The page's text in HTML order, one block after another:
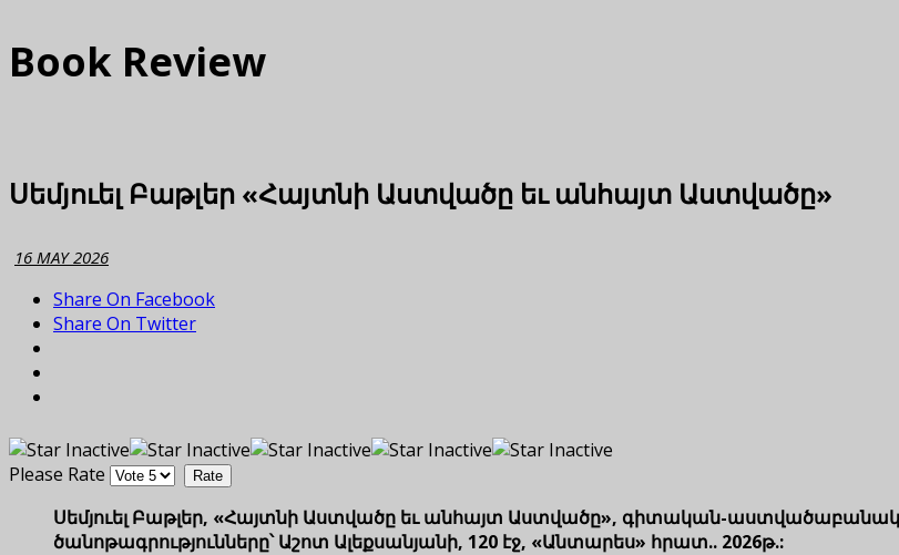
Book Review
Սեմյուել Բաթլեր «Հայտնի Աստվածը եւ անհայտ Աստվածը»
16 MAY 2026
Share On Facebook
Share On Twitter
Please Rate
Սեմյուել Բաթլեր, «Հայտնի Աստվածը եւ անհայտ Աստվածը», գիտական-
ծանոթագրությունները՝ Աշոտ Ալեքսանյանի, 120 էջ, «Անտարես» հրատ.. 2026թ.: